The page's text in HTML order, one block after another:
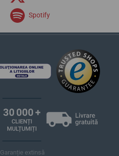
Spotify
Garanție extinsă